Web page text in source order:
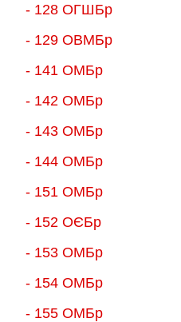
- 128 ОГШБр
- 129 ОВМБр
- 141 ОМБр
- 142 ОМБр
- 143 ОМБр
- 144 ОМБр
- 151 ОМБр
- 152 ОЄБр
- 153 ОМБр
- 154 ОМБр
- 155 ОMБр